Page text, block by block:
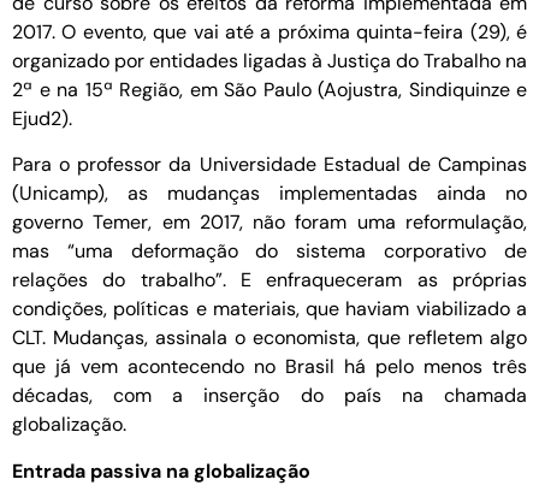
2017. O evento, que vai até a próxima quinta-feira (29), é
organizado por entidades ligadas à Justiça do Trabalho na
2ª e na 15ª Região, em São Paulo (Aojustra, Sindiquinze e
Ejud2).
Para o professor da Universidade Estadual de Campinas
(Unicamp), as mudanças implementadas ainda no
governo Temer, em 2017, não foram uma reformulação,
mas “uma deformação do sistema corporativo de
relações do trabalho”. E enfraqueceram as próprias
condições, políticas e materiais, que haviam viabilizado a
CLT. Mudanças, assinala o economista, que refletem algo
que já vem acontecendo no Brasil há pelo menos três
décadas, com a inserção do país na chamada
globalização.
Entrada passiva na globalização